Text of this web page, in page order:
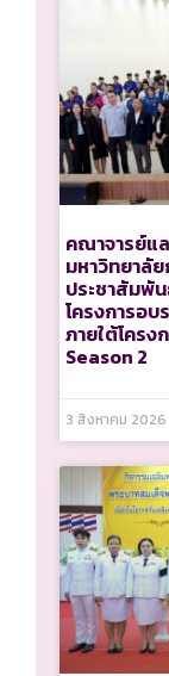
คณาจารย์แ
มหาวิทยาลั
ประชาสัมพั
โครงการอ
ภายใต้โครง
Season 2
3 สิงหาคม 2026